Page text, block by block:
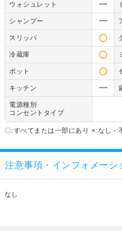
ウォシュレット
シャンプー
スリッパ
冷蔵庫
ポット
キッチン
電源種別
コンセントタイプ
〇:すべてまたは一部にあり ×:なし -:
注意事項・インフォメーシ
なし